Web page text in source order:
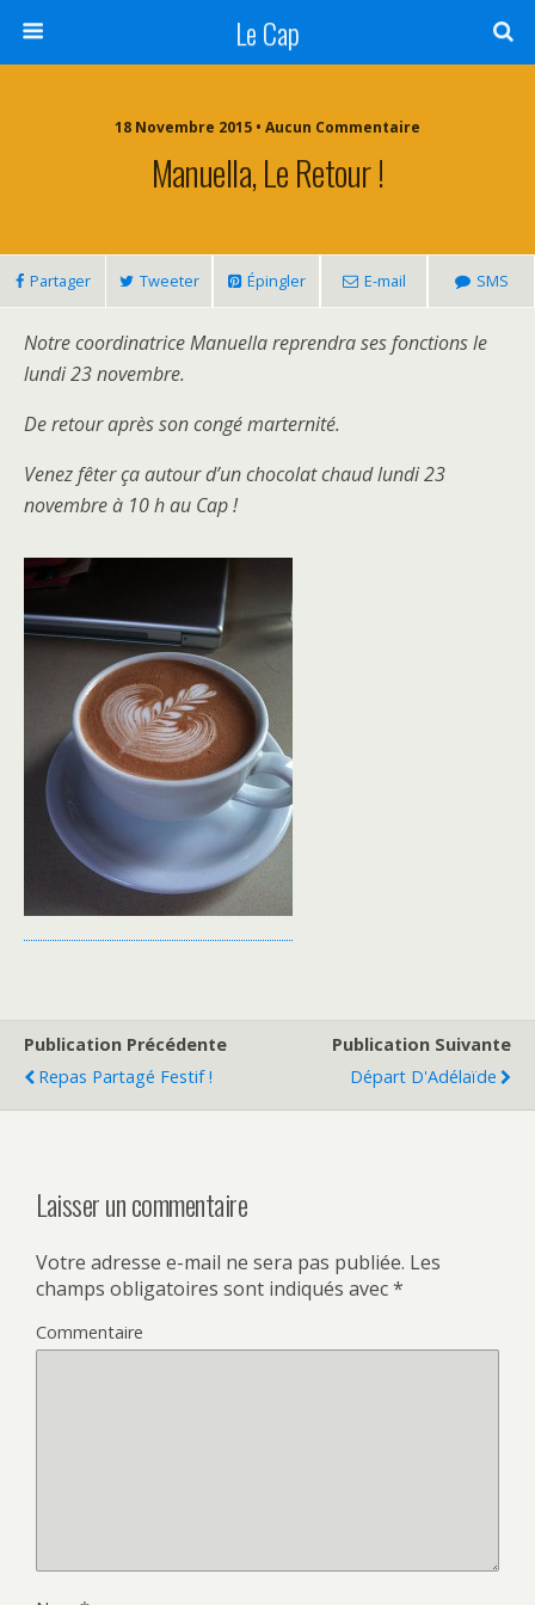
Le Cap
18 Novembre 2015 • Aucun Commentaire
Manuella, Le Retour !
Partager Tweeter Épingler E-mail SMS
Notre coordinatrice Manuella reprendra ses fonctions le
lundi 23 novembre.
De retour après son congé marternité.
Venez fêter ça autour d’un chocolat chaud lundi 23
novembre à 10 h au Cap !
Publication Précédente
Repas Partagé Festif !
Publication Suivante
Départ D'Adélaïde
Laisser un commentaire
Votre adresse e-mail ne sera pas publiée. Les
champs obligatoires sont indiqués avec*
Commentaire